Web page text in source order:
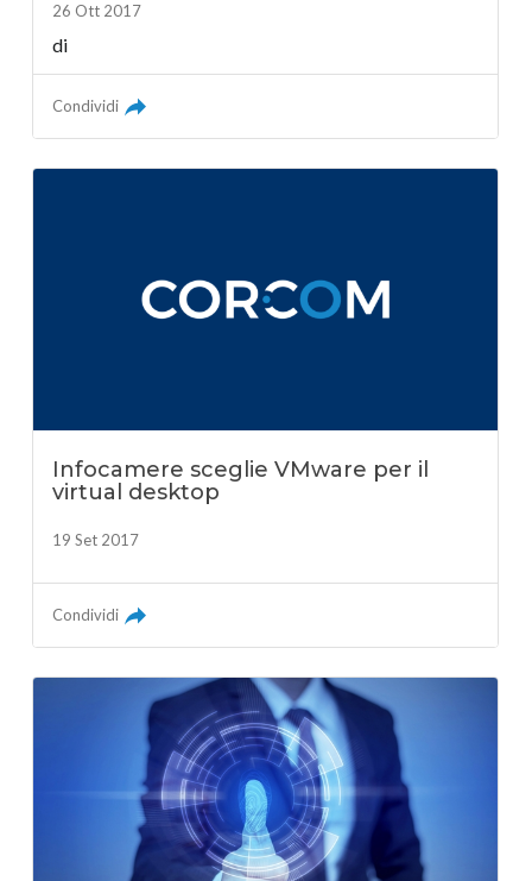
26 Ott 2017
di
Condividi
Infocamere sceglie VMware per il
virtual desktop
19 Set 2017
Condividi